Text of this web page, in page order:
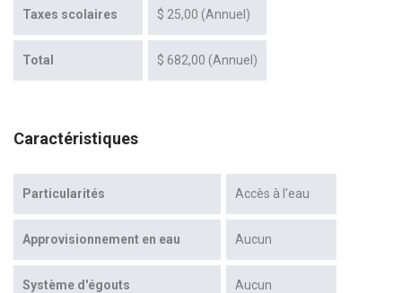
Taxes scolaires $ 25,00 (Annuel)
Total $ 682,00 (Annuel)
Caractéristiques
Particularités Accès à l'eau
Approvisionnement en eau Aucun
Système d'égouts Aucun